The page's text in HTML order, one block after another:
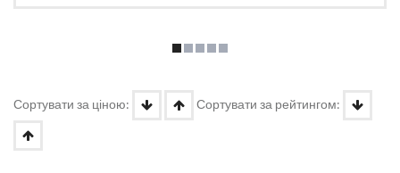
Сортувати за ціною: Сортувати за рейтингом: